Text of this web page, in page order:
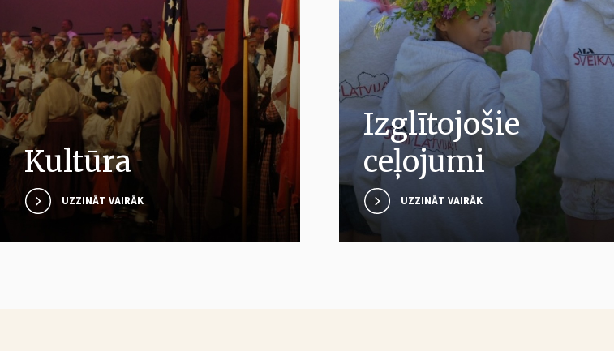
Izglītojošie
ceļojumi
UZZINĀT VAIRĀK
Sports
UZZINĀT VAIRĀK